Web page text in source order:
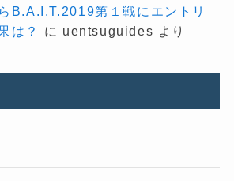
B.A.I.T.2019第１戦にエントリ
は？
に uentsuguides より